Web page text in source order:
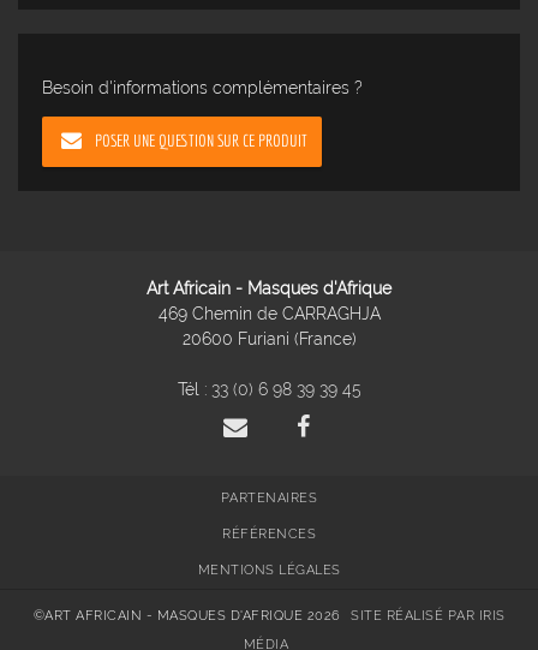
Besoin d'informations complémentaires ?
POSER UNE QUESTION SUR CE PRODUIT
Art Africain - Masques d'Afrique
469 Chemin de CARRAGHJA
20600 Furiani (France)
Tél : 33 (0) 6 98 39 39 45
PARTENAIRES
RÉFÉRENCES
MENTIONS LÉGALES
©ART AFRICAIN - MASQUES D'AFRIQUE 2026
SITE RÉALISÉ PAR IRIS
MÉDIA